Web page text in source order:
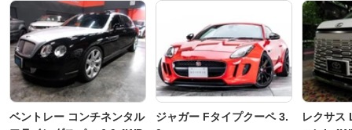
ベントレー コンチネンタル
ジャガー Fタイプクーペ 3.
レクサス